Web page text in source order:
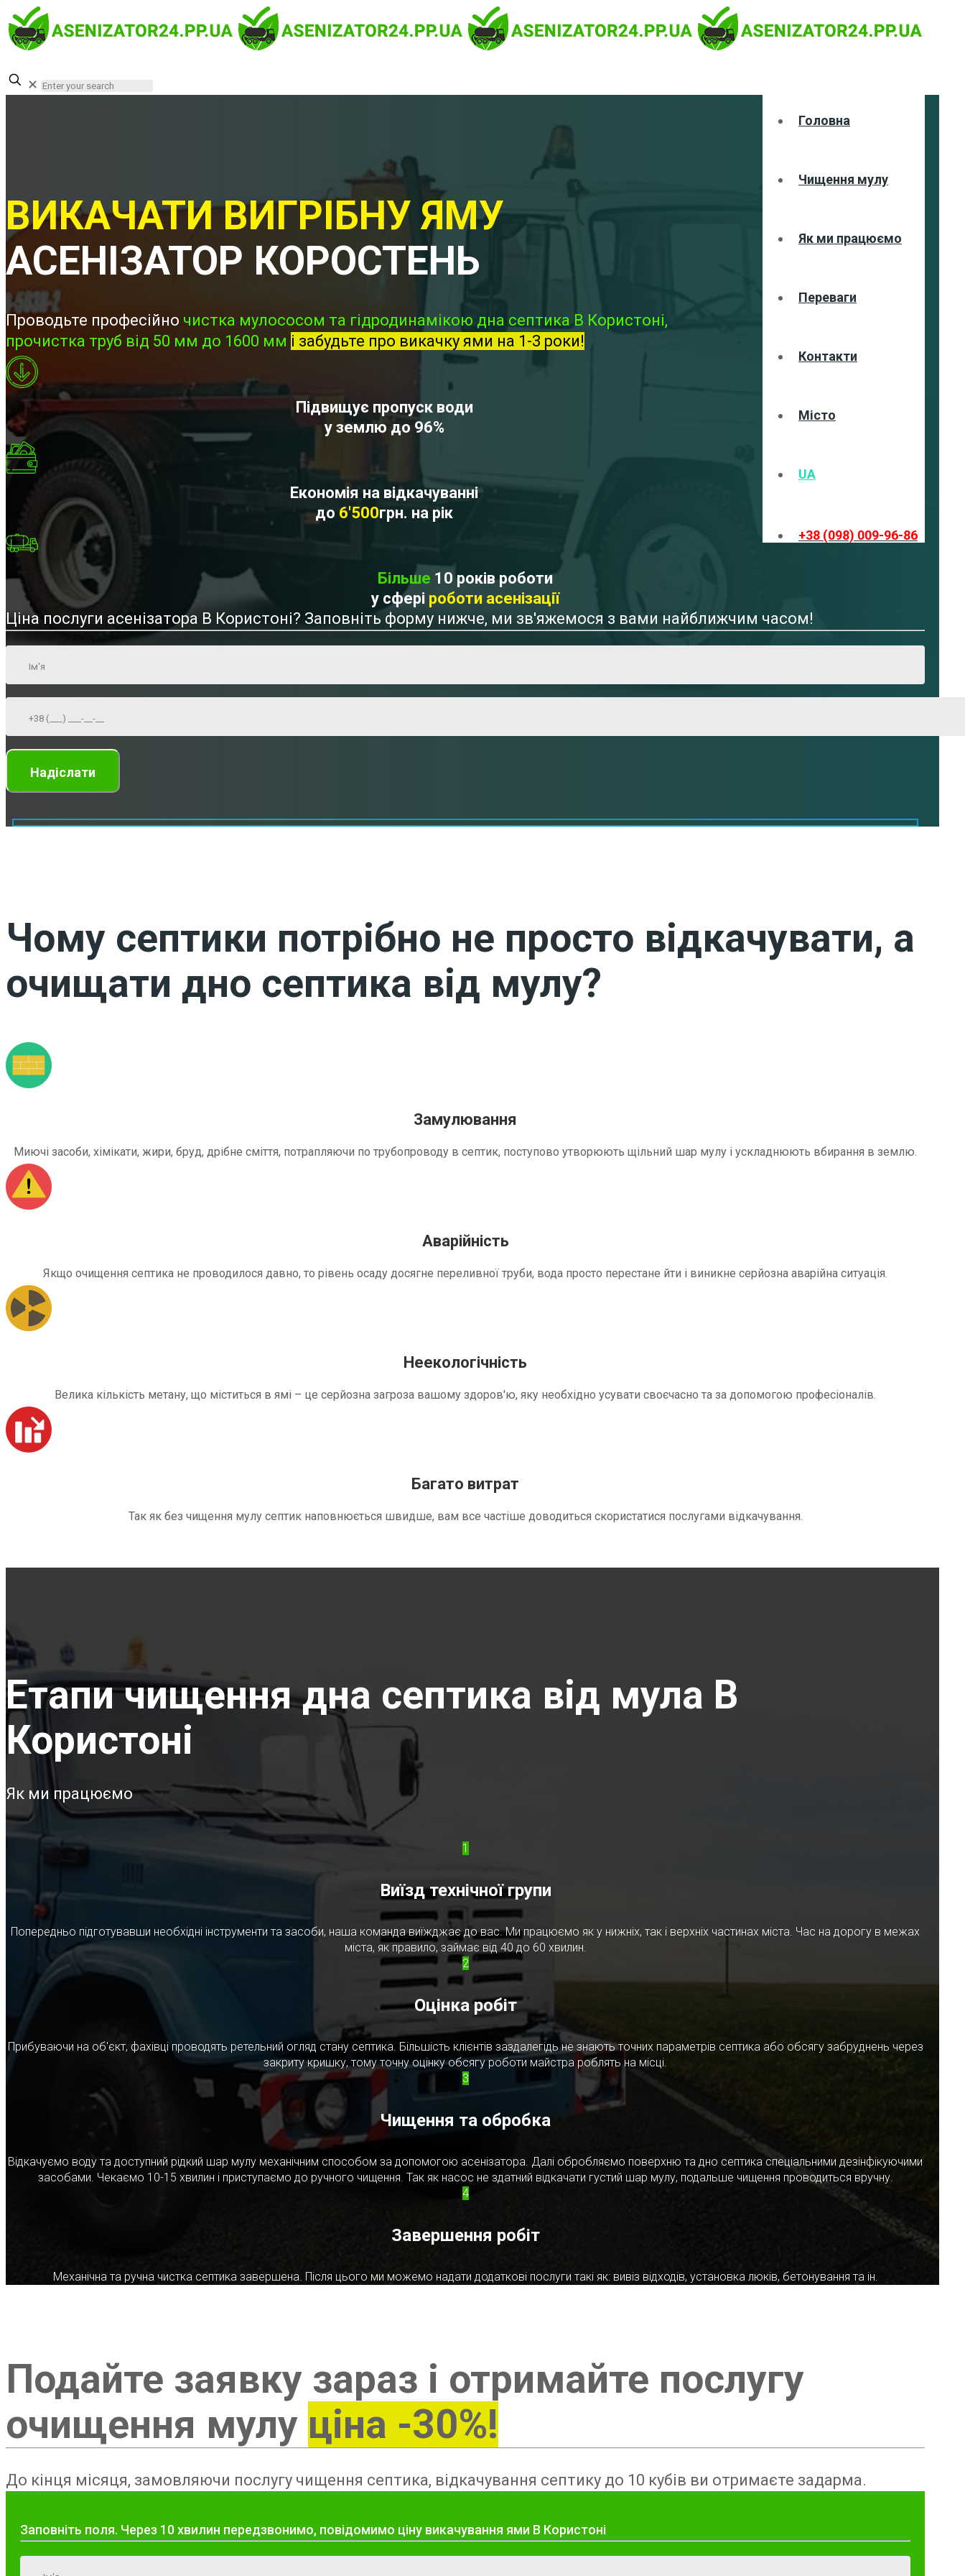
Головна
Чищення мулу
Як ми працюємо
Переваги
Контакти
Місто
UA
+38 (098) 009-96-86
✕
ВИКАЧАТИ ВИГРІБНУ ЯМУ
АСЕНІЗАТОР КОРОСТЕНЬ
Проводьте професійно чистка мулососом та гідродинамікою дна септика В Користоні,
прочистка труб від 50 мм до 1600 мм і забудьте про викачку ями на 1-3 роки!
Підвищує пропуск води
у землю до 96%
Економія на відкачуванні
до 6'500грн. на рік
Більше 10 років роботи
у сфері роботи асенізації
Ціна послуги асенізатора В Користоні? Заповніть форму нижче, ми зв'яжемося з вами найближчим часом!
Чому септики потрібно не просто відкачувати, а
очищати дно септика від мулу?
Замулювання
Миючі засоби, хімікати, жири, бруд, дрібне сміття, потрапляючи по трубопроводу в септик, поступово утворюють щільний шар мулу і ускладнюють вбирання в землю.
Аварійність
Якщо очищення септика не проводилося давно, то рівень осаду досягне переливної труби, вода просто перестане йти і виникне серйозна аварійна ситуація.
Неекологічність
Велика кількість метану, що міститься в ямі – це серйозна загроза вашому здоров'ю, яку необхідно усувати своєчасно та за допомогою професіоналів.
Багато витрат
Так як без чищення мулу септик наповнюється швидше, вам все частіше доводиться скористатися послугами відкачування.
Етапи чищення дна септика від мула В
Користоні
Як ми працюємо
1
Виїзд технічної групи
Попередньо підготувавши необхідні інструменти та засоби, наша команда виїжджає до вас. Ми працюємо як у нижніх, так і верхніх частинах міста. Час на дорогу в межах
міста, як правило, займає від 40 до 60 хвилин.
2
Оцінка робіт
Прибуваючи на об'єкт, фахівці проводять ретельний огляд стану септика. Більшість клієнтів заздалегідь не знають точних параметрів септика або обсягу забруднень через
закриту кришку, тому точну оцінку обсягу роботи майстра роблять на місці.
3
Чищення та обробка
Відкачуємо воду та доступний рідкий шар мулу механічним способом за допомогою асенізатора. Далі обробляємо поверхню та дно септика спеціальними дезінфікуючими
засобами. Чекаємо 10-15 хвилин і приступаємо до ручного чищення. Так як насос не здатний відкачати густий шар мулу, подальше чищення проводиться вручну.
4
Завершення робіт
Механічна та ручна чистка септика завершена. Після цього ми можемо надати додаткові послуги такі як: вивіз відходів, установка люків, бетонування та ін.
Подайте заявку зараз і отримайте послугу
очищення мулу ціна -30%!
До кінця місяця, замовляючи послугу чищення септика, відкачування септику до 10 кубів ви отримаєте задарма.
Заповніть поля. Через 10 хвилин передзвонимо, повідомимо ціну викачування ями В Користоні